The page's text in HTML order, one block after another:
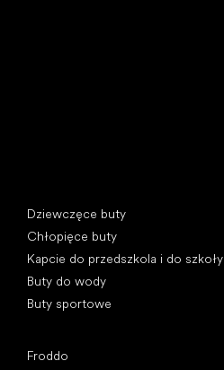
Dziewczęce buty
Chłopięce buty
Kapcie do przedszkola i do szkoły
Buty do wody
Buty sportowe
Froddo